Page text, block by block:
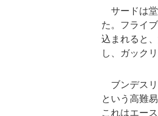
サードは堂
た。フライ
込まれると
し、ガック
ブンデスリ
という高難
これはエー